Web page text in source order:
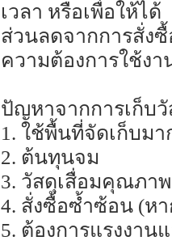
เวลา หรือเพื่อให้ได้
ส่วนลดจากการสั่ง
ความต้องการใช้ง
ปัญหาจากการเก็บ
1. ใช้พื้นที่จัดเก็บมา
2. ต้นทุนจม
3. วัสดุเสื่อมคุณภา
4. สั่งซื้อซ้ำซ้อน (ห
5. ต้องการแรงงาน